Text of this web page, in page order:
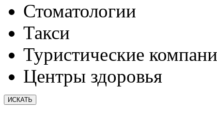
Стоматологии
Такси
Туристические
Центры здоровья